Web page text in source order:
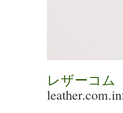
レザーコム